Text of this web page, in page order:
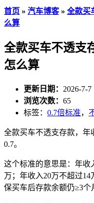
首页 » 汽车博客» 全款买
么算
全款买车不透支
怎么算
更新日期： 2026-7-7
浏览次数： 65
标签： 0.7倍标准，
全款买车不透支存款，年
0.7。
这个标准的意思是：年收
万；年收入20万不超过
保买车后存款余额仍≥3个